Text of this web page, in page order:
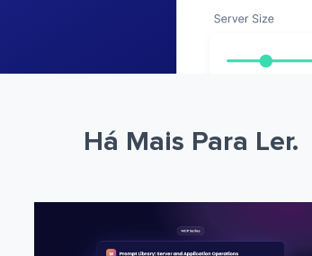
Há Mais Para Ler.